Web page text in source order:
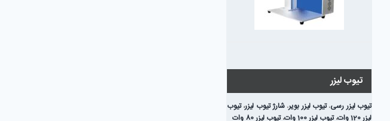
تیوب لیزر
تیوب لیزر رسی،تیوب لیزر بویر، شارژ تیوب لیزر،تیوب
لیزر 120 وات
،تیوب لیزر 100 وات ،تیوب لیزر 80 وات